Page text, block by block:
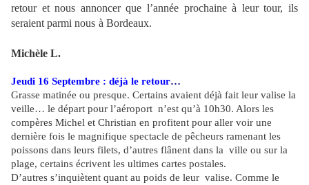
retour et nous annoncer que l’année prochaine à leur tour, ils
seraient parmi nous à Bordeaux.
Michèle L.
Jeudi 16 Septembre : déjà le retour…
Grasse matinée ou presque. Certains avaient déjà fait leur valise la
veille… le départ pour l’aéroport n’est qu’à 10h30. Alors les
compères Michel et Christian en profitent pour aller voir une
dernière fois le magnifique spectacle de pêcheurs ramenant les
poissons dans leurs filets, d’autres flânent dans la ville ou sur la
plage, certains écrivent les ultimes cartes postales.
D’autres s’inquiètent quant au poids de leur valise. Comme le